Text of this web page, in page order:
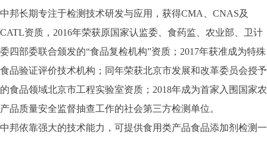
中邦长期专注于检测技术研发与应用，获得CMA、CNAS及
CATL资质，2016年荣获原国家认监委、食药监、农业部、卫计
委四部委联合颁发的“食品复检机构”资质；2017年获准成为特殊
食品验证评价技术机构；同年荣获北京市发展和改革委员会授予
的食品领域北京市工程实验室资质；2018年成为首家入围国家农
产品质量安全监督抽查工作的社会第三方检测单位。
中邦依靠强大的技术能力，可提供食用类产品食品添加剂检测一